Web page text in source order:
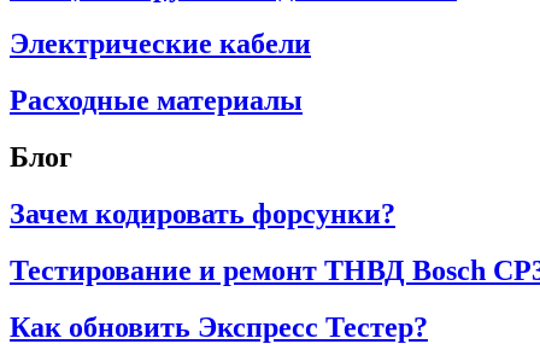
Электрические кабели
Расходные материалы
Блог
Зачем кодировать форсунки?
Тестирование и ремонт ТНВД Bosch
Как обновить Экспресс Тестер?